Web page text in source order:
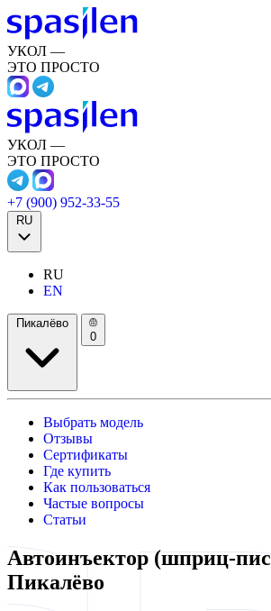
УКОЛ —
ЭТО ПРОСТО
УКОЛ —
ЭТО ПРОСТО
+7 (900) 952-33-55
RU
RU
EN
Пикалёво
0
Выбрать модель
Отзывы
Сертификаты
Где купить
Как пользоваться
Частые вопросы
Статьи
Автоинъектор (шприц-
Пикалёво